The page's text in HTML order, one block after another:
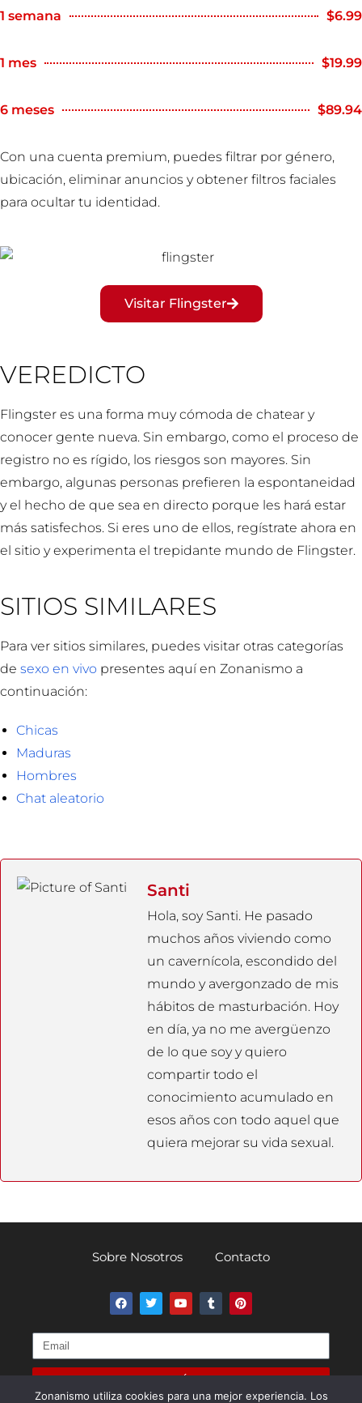
1 semana $6.99
1 mes $19.99
6 meses $89.94
Con una cuenta premium, puedes filtrar por género,
ubicación, eliminar anuncios y obtener filtros faciales
para ocultar tu identidad.
Visitar Flingster
VEREDICTO
Flingster es una forma muy cómoda de chatear y
conocer gente nueva. Sin embargo, como el proceso de
registro no es rígido, los riesgos son mayores. Sin
embargo, algunas personas prefieren la espontaneidad
y el hecho de que sea en directo porque les hará estar
más satisfechos. Si eres uno de ellos, regístrate ahora en
el sitio y experimenta el trepidante mundo de Flingster.
SITIOS SIMILARES
Para ver sitios similares, puedes visitar otras categorías
de sexo en vivo presentes aquí en Zonanismo a
continuación:
Chicas
Maduras
Hombres
Chat aleatorio
Santi
Hola, soy Santi. He pasado
muchos años viviendo como
un cavernícola, escondido del
mundo y avergonzado de mis
hábitos de masturbación. Hoy
en día, ya no me avergüenzo
de lo que soy y quiero
compartir todo el
conocimiento acumulado en
esos años con todo aquel que
quiera mejorar su vida sexual.
Sobre Nosotros Contacto
Zonanismo utiliza cookies para una mejor experiencia. Los